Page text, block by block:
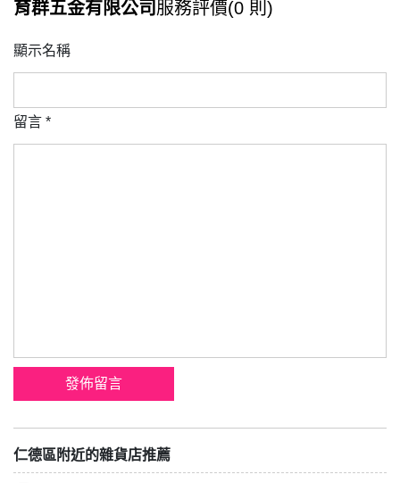
育群五金有限公司 服務評價(0 則)
顯示名稱
留言 *
仁德區附近的雜貨店推薦